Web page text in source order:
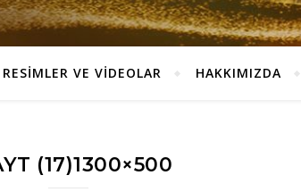
RESİMLER VE VİDEOLAR HAKKIMIZDA
(17)1300×500